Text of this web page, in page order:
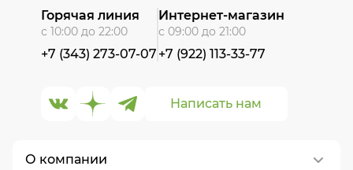
О компании
Написать нам
Горячая линия
с 10:00 до 22:00
+7 (343) 273-07-07
Интернет-магазин
с 09:00 до 21:00
+7 (922) 113-33-77